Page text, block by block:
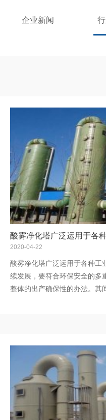
企业新闻
酸雾净化塔广泛运用于各
2020-04-22
酸雾净化塔广泛运用于各种工
续发展，要符合环保安全的多
整体的出产确保性的办法。其